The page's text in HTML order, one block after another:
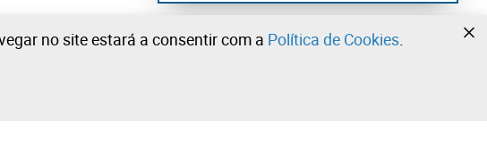
no site estará a consentir com a Política de Cookies.